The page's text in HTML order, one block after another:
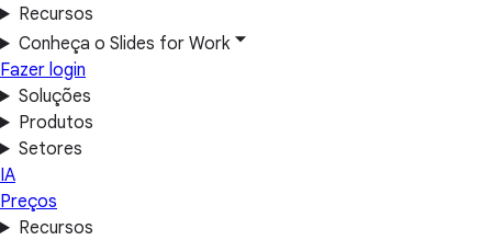
Recursos
Conheça o Slides for Work
Fazer login
Soluções
Produtos
Setores
IA
Preços
Recursos